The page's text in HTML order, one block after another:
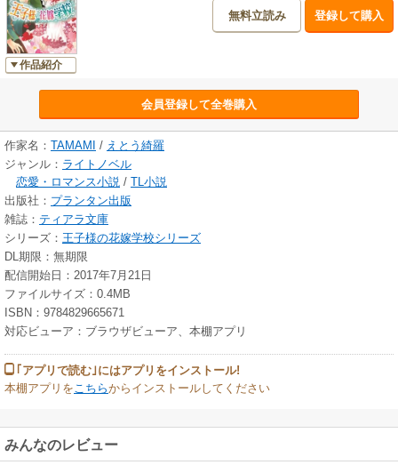
作品紹介
無料立読み 登録して購入
会員登録して全巻購入
作家名： TAMAMI / えとう綺羅
ジャンル： ライトノベル
恋愛・ロマンス小説 / TL小説
出版社： プランタン出版
雑誌： ティアラ文庫
シリーズ： 王子様の花嫁学校シリーズ
DL期限：無期限
配信開始日：2017年7月21日
ファイルサイズ：0.4MB
ISBN：9784829665671
対応ビューア：ブラウザビューア、本棚アプリ
｢アプリで読む｣にはアプリをインストール!
本棚アプリを こちらからインストールしてください
みんなのレビュー